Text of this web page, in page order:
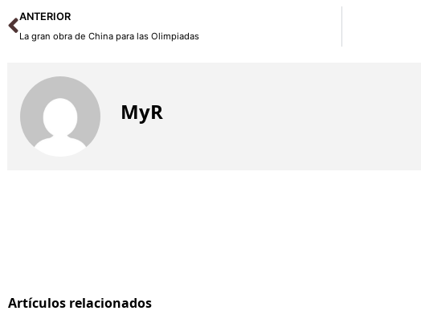
Ant
ANTERIOR
La gran obra de China para las Olimpiadas
MyR
Artículos relacionados